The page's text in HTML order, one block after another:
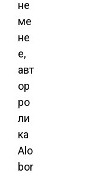
не
ме
не
е,
авт
ор
ро
ли
ка
Alo
bor